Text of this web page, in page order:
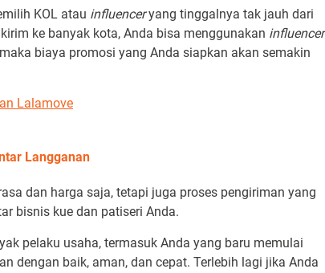
KOL atau influenceryang tinggalnya tak jauh dari
ke banyak kota, Anda bisa menggunakan influencer
biaya promosi yang Anda siapkan akan semakin
Lalamove
Langganan
dan harga saja, tetapi juga proses pengiriman yang
bisnis kue dan patiseri Anda.
pelaku usaha, termasuk Anda yang baru memulai
dengan baik, aman, dan cepat. Terlebih lagi jika Anda